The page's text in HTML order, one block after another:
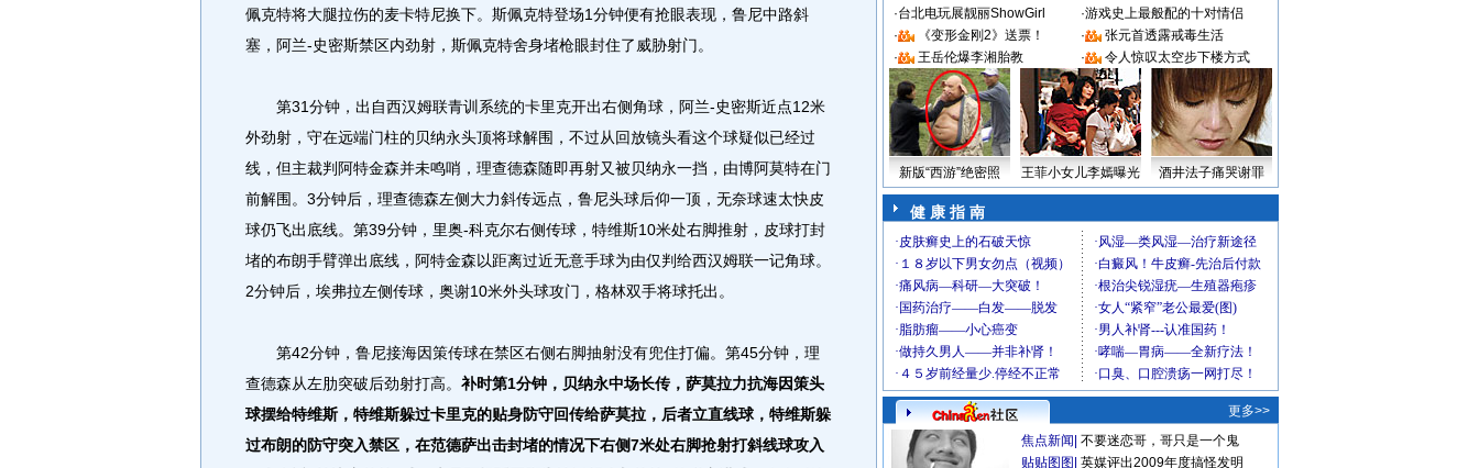
佩克特将大腿拉伤的麦卡特尼换下。斯佩克特登场1分钟便有抢眼表现，鲁尼中路斜
塞，阿兰-史密斯禁区内劲射，斯佩克特舍身堵枪眼封住了威胁射门。
第31分钟，出自西汉姆联青训系统的卡里克开出右侧角球，阿兰-史密斯近点12米
外劲射，守在远端门柱的贝纳永头顶将球解围，不过从回放镜头看这个球疑似已经过
线，但主裁判阿特金森并未鸣哨，理查德森随即再射又被贝纳永一挡，由博阿莫特在门
前解围。3分钟后，理查德森左侧大力斜传远点，鲁尼头球后仰一顶，无奈球速太快皮
球仍飞出底线。第39分钟，里奥-科克尔右侧传球，特维斯10米处右脚推射，皮球打封
堵的布朗手臂弹出底线，阿特金森以距离过近无意手球为由仅判给西汉姆联一记角球。
2分钟后，埃弗拉左侧传球，奥谢10米外头球攻门，格林双手将球托出。
第42分钟，鲁尼接海因策传球在禁区右侧右脚抽射没有兜住打偏。第45分钟，理
查德森从左肋突破后劲射打高。 补时第1分钟，贝纳永中场长传，萨莫拉力抗海因策头
球摆给特维斯，特维斯躲过卡里克的贴身防守回传给萨莫拉，后者立直线球，特维斯躲
过布朗的防守突入禁区，在范德萨出击封堵的情况下右侧7米处右脚抢射打斜线球攻入
·台北电玩展靓丽ShowGirl ·游戏史上最般配的十对情侣
·
《变形金刚2》送票！ ·
张元首透露戒毒生活
·
王岳伦爆李湘胎教 · 令人惊叹太空步下楼方式
新版“西游”绝密照 王菲小女儿李嫣曝光 酒井法子痛哭谢罪
健 康 指 南
更多>>
焦点新闻 不要迷恋哥，哥只是一个鬼
贴贴图图 英媒评出2009年度搞怪发明